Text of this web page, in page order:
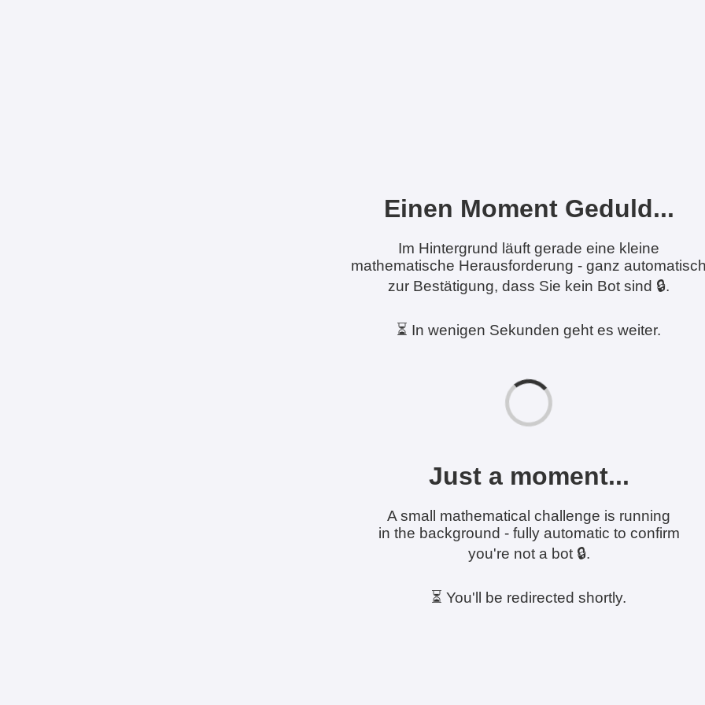
Einen Moment Geduld...
Im Hintergrund läuft gerade eine kleine
mathematische Herausforderung - ganz
zur Bestätigung, dass Sie kein Bot sind 🔒.
⏳ In wenigen Sekunden geht es weiter.
Just a moment...
A small mathematical challenge is running
in the background - fully automatic to confirm
you're not a bot 🔒.
⏳ You'll be redirected shortly.